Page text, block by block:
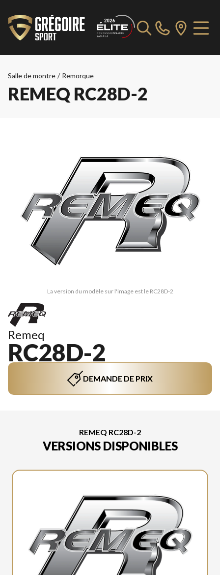
Salle de montre / Remorque
REMEQ RC28D-2
La version du modèle sur l'image est le RC28D-2
Remeq
RC28D-2
DEMANDE DE PRIX
REMEQ RC28D-2
VERSIONS DISPONIBLES